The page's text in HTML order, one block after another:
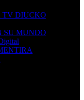
TV DIUCKO
SU MUNDO